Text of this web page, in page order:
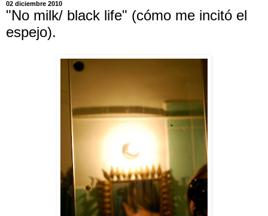
02 diciembre 2010
"No milk/ black life" (cómo me incitó el
espejo).